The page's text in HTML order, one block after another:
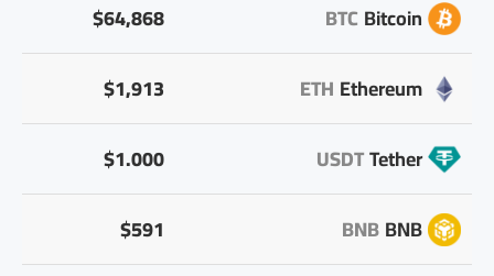
Bitcoin
BTC
$64,868
Ethereum
ETH
$1,913
Tether
USDT
$1.000
BNB
BNB
$591